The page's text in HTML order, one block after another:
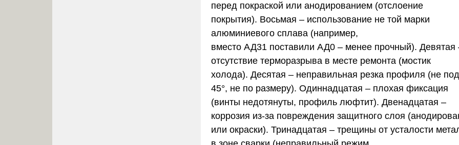
перед покраской или анодированием (отслоение
покрытия). Восьмая – использование не той марки
алюминиевого сплава (например,
вместо АД31 поставили АД0 – менее прочный). Девятая
отсутствие терморазрыва в месте ремонта (мостик
холода). Десятая – неправильная резка профиля (не под
45°, не по размеру). Одиннадцатая – плохая фиксация
(винты недотянуты, профиль люфтит). Двенадцатая –
коррозия из-за повреждения защитного слоя
или окраски). Тринадцатая – трещины от усталости